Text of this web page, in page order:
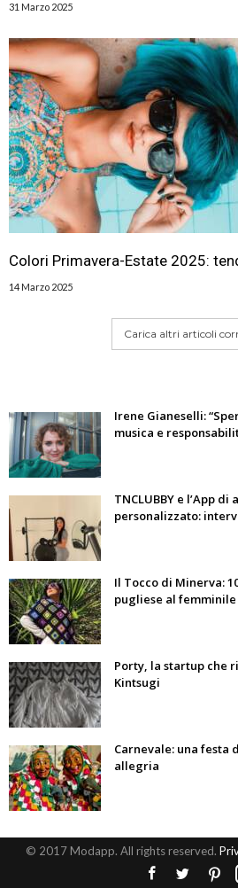
31 Marzo 2025
Colori Primavera-Estate 2025:
14 Marzo 2025
Carica altri articoli
Irene Gianeselli:
musica e
TNCLUBBY e l’App
personalizzato:
Il Tocco di Minerva:
pugliese al femminile
Porty, la startup che
Kintsugi
Carnevale: una festa
allegria
© 2017 Modapp. All rights reserved.